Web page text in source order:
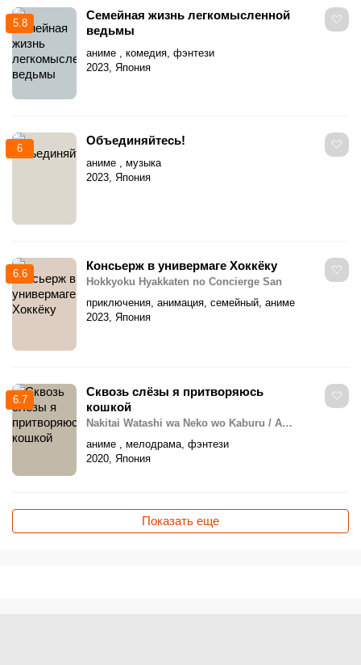
5.8
Семейная жизнь легкомысленной
ведьмы
аниме , комедия, фэнтези
2023, Япония
6
Объединяйтесь!
аниме , музыка
2023, Япония
6.6
Консьерж в универмаге Хоккёку
Hokkyoku Hyakkaten no Concierge San
приключения, анимация, семейный, аниме
2023, Япония
6.7
Сквозь слёзы я притворяюсь
кошкой
Nakitai Watashi wa Neko wo Kaburu / A
аниме , мелодрама, фэнтези
2020, Япония
Показать еще